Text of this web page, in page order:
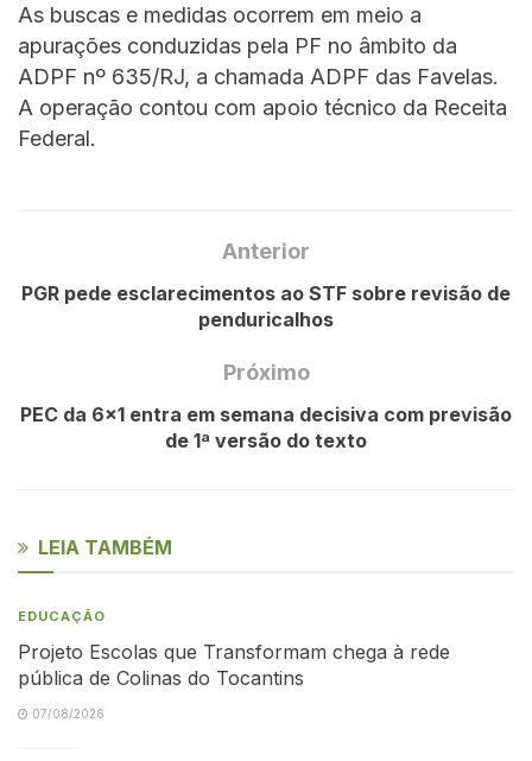
As buscas e medidas ocorrem em meio a
apurações conduzidas pela PF no âmbito da
ADPF nº 635/RJ, a chamada ADPF das Favelas.
A operação contou com apoio técnico da Receita
Federal.
Anterior
PGR pede esclarecimentos ao STF sobre revisão de
penduricalhos
Próximo
PEC da 6×1 entra em semana decisiva com previsão
de 1ª versão do texto
LEIA TAMBÉM
EDUCAÇÃO
Projeto Escolas que Transformam chega à rede
pública de Colinas do Tocantins
07/08/2026